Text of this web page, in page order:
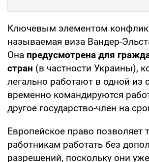
Ключевым элементом
называемая виза Вандер-
Она предусмотрена для
стран (в частности Украины),
легально работают в одной из
временно командируются
другое государство-член на
Европейское право позволяет
работникам работать без
разрешений, поскольку они